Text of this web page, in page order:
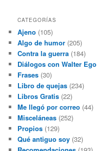
CATEGORÍAS
Ajeno (105)
Algo de humor (205)
Contra la guerra (184)
Diálogos con Walter Ego
Frases (30)
Libro de quejas (234)
Libros Gratis (22)
Me llegó por correo (44)
Misceláneas (252)
Propios (129)
Qué antiguo soy (32)